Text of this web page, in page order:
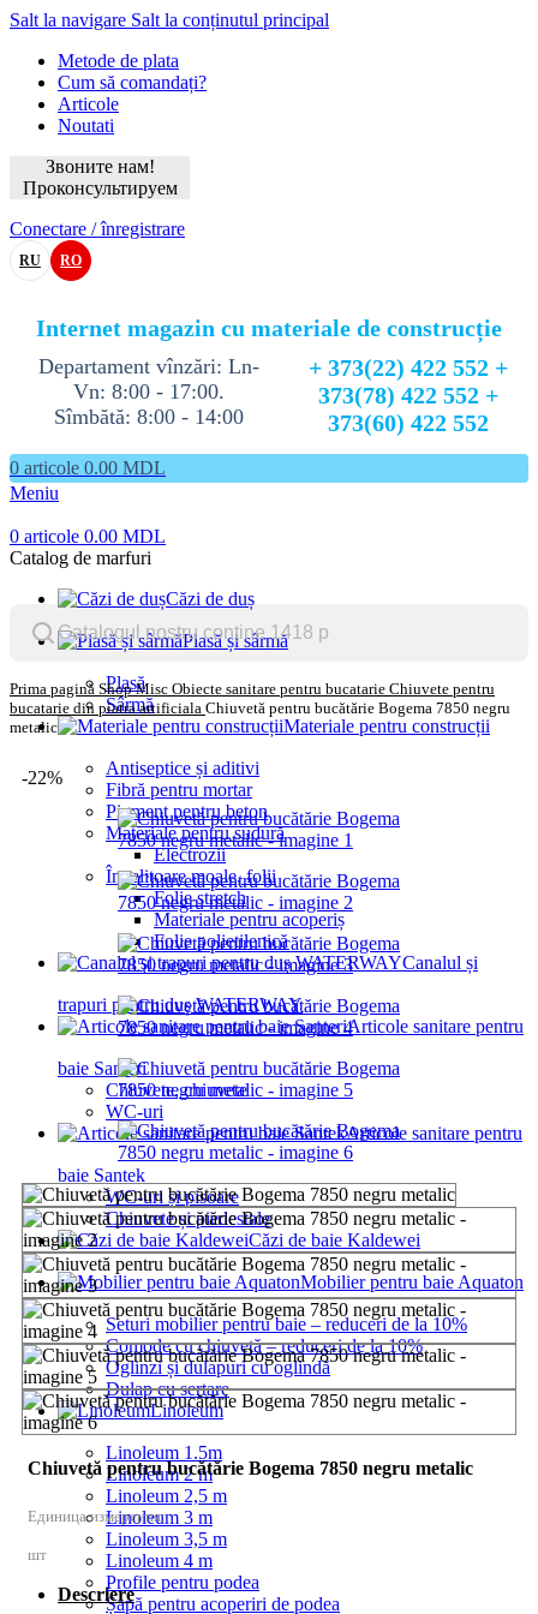
Salt la navigare Salt la conținutul principal
Metode de plata
Cum să comandați?
Articole
Noutati
Звоните нам!
Проконсультируем
Conectare / înregistrare
RU RO
Internet magazin cu materiale de construcție
Departament vînzări: Ln-
Vn: 8:00 - 17:00.
Sîmbătă: 8:00 - 14:00
+ 373(22) 422 552 +
373(78) 422 552 +
373(60) 422 552
0 articole 0.00 MDL
Meniu
0 articole 0.00 MDL
Catalog de marfuri
Căzi de duș
Plasă și sârmă
Plasă
Sârmă
Materiale pentru construcții
Antiseptice și aditivi
Fibră pentru mortar
Pigment pentru beton
Materiale pentru sudură
Electrozii
Învelitoare moale, folii
Folie stretch
Materiale pentru acoperiș
Folie polietilenică
Canalul și
trapuri pentru duș WATERWAY
Articole sanitare pentru
baie Santeri
Chiuvete, chiuvete
WC-uri
Articole sanitare pentru
baie Santek
WC-uri și pisoare
Chiuvete și piedestale
Căzi de baie Kaldewei
Mobilier pentru baie Aquaton
Seturi mobilier pentru baie – reduceri de la 10%
Comode cu chiuvetă – reduceri de la 10%
Oglinzi și dulapuri cu oglindă
Dulap cu sertare
Linoleum
Linoleum 1.5m
Linoleum 2 m
Linoleum 2,5 m
Linoleum 3 m
Linoleum 3,5 m
Linoleum 4 m
Profile pentru podea
Șapă pentru acoperiri de podea
Prima pagină ShopMisc Obiecte sanitare pentru bucatarie Chiuvete pentru
bucatarie din piatra artificiala Chiuvetă pentru bucătărie Bogema 7850 negru
metalic
-22%
Chiuvetă pentru bucătărie Bogema 7850 negru metalic
Единица измерения:
шт
Descriere